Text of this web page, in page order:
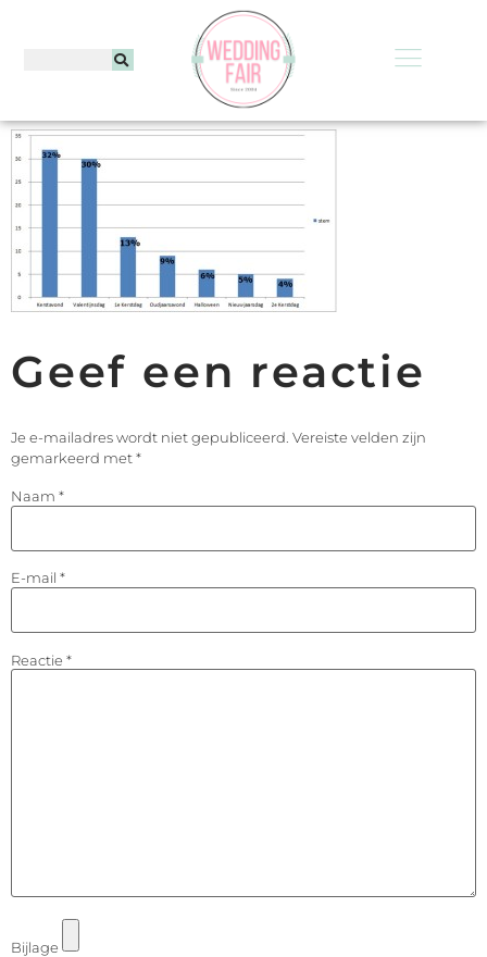
Geef een reactie
Je e-mailadres wordt niet gepubliceerd. Vereiste velden zijn
gemarkeerd met*
Naam *
E-mail *
Reactie *
Bijlage